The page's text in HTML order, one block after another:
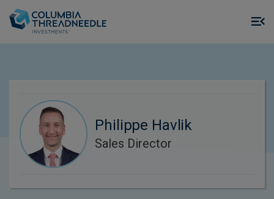
Philippe Havlik
Sales Director